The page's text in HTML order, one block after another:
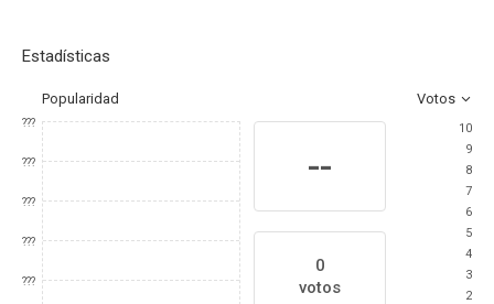
Estadísticas
Popularidad Votos
???
???
???
???
???
--
0
votos
10
9
8
7
6
5
4
3
2